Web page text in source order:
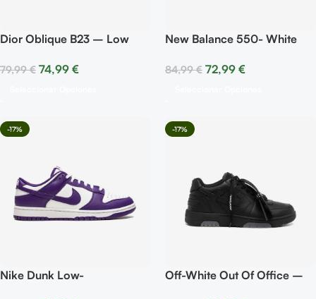
Dior Oblique B23 – Low
79,99€ 74,99 €
New Balance 550- White
84,99€ 72,99 €
-17%
Nike Dunk Low-
-17%
Off-White Out Of Office –